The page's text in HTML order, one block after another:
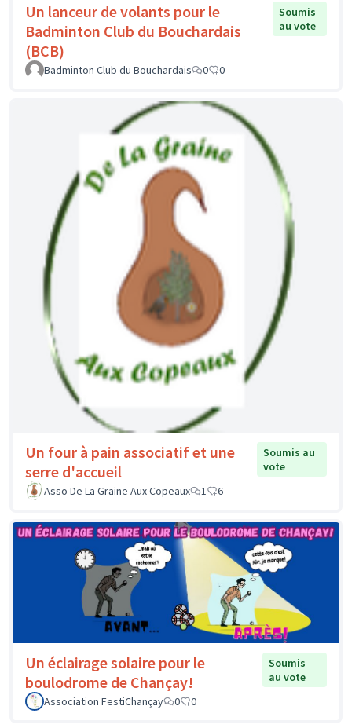
Un lanceur de volants pour le
Badminton Club du Bouchardais
(BCB)
Soumis
au vote
Badminton Club du Bouchardais 0 0
Un four à pain associatif et une
serre d'accueil
Soumis au
vote
Asso De La Graine Aux Copeaux
1 6
Un éclairage solaire pour le
boulodrome de Chançay!
Soumis
au vote
Association FestiChançay
0 0